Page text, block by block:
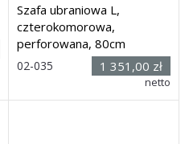
Szafa ubraniowa L,
czterokomorowa,
perforowana, 80cm
02-035 1 351,00 zł
netto